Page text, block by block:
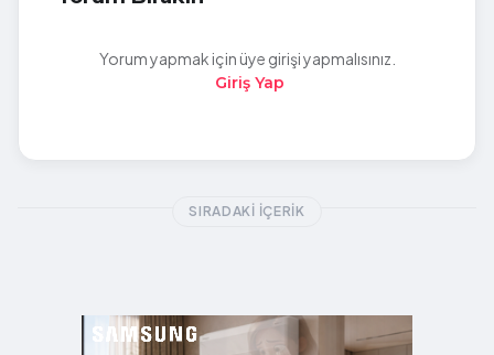
Yorum yapmak için üye girişi yapmalısınız.
Giriş Yap
SIRADAKI İÇERIK